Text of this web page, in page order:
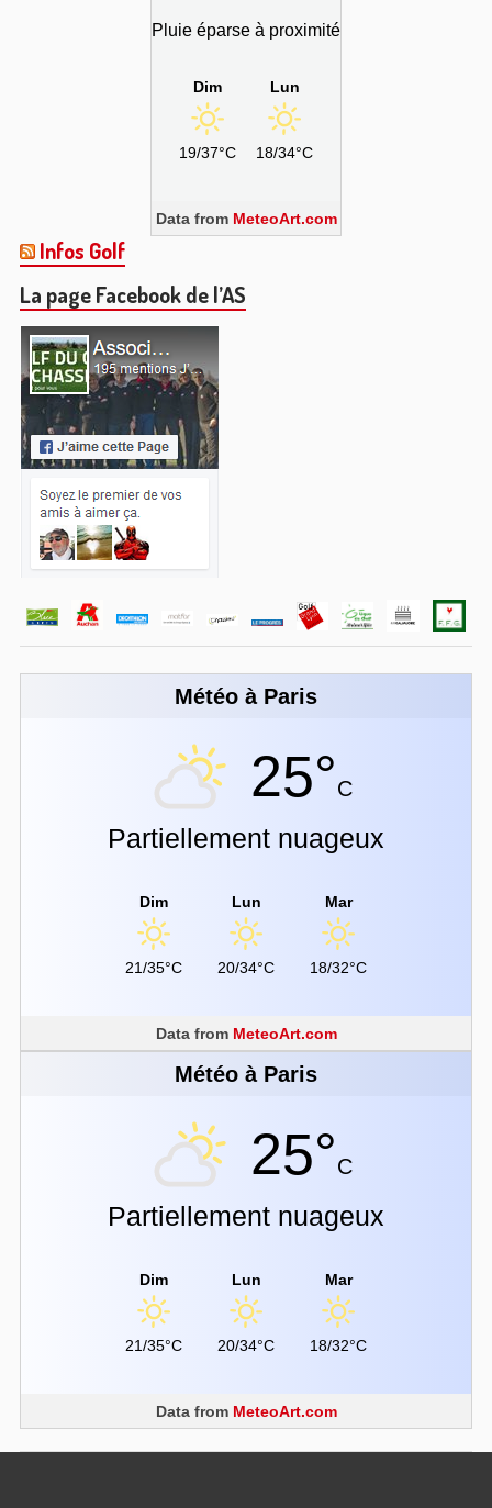
Pluie éparse à proximité
Dim
19/37°C
Lun
18/34°C
Data from MeteoArt.com
Infos Golf
La page Facebook de l’AS
Météo à Paris
25°C
Partiellement nuageux
Dim
21/35°C
Lun
20/34°C
Mar
18/32°C
Data from MeteoArt.com
Météo à Paris
25°C
Partiellement nuageux
Dim
21/35°C
Lun
20/34°C
Mar
18/32°C
Data from MeteoArt.com